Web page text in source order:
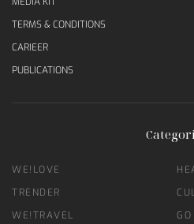
TERMS & CONDITIONS
CARIEER
PUBLICATIONS
WE!LOVE
TRENDER
WE!TRAVEL